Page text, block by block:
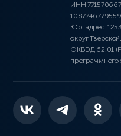
ИНН
1087746779559
Юр. адрес:
округ
ОКВЭД 62.01
программного